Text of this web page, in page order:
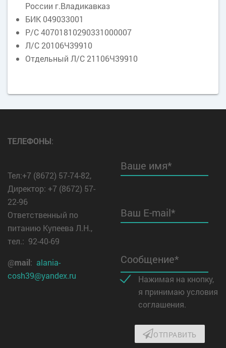
России г.Владикавказ
БИК 049033001
Р/С 40701810290331000007
Л/С 20106Ч39910
Отдельный Л/С 21106Ч39910
ТЕЛЕФОНЫ:
Тел:+7 (8672) 57-74-82,
Директор: +7 (8672) 57-
22-96
Ответственный по
питанию Купеева Л.Н.,
тел.: 92-40-69
@mail: alania-
cosh39@yandex.ru
Ваше имя*
Ваш E-mail*
Сообщение*
Нажимая на кнопку,
я принимаю условия
соглашения.
ОТПРАВИТЬ